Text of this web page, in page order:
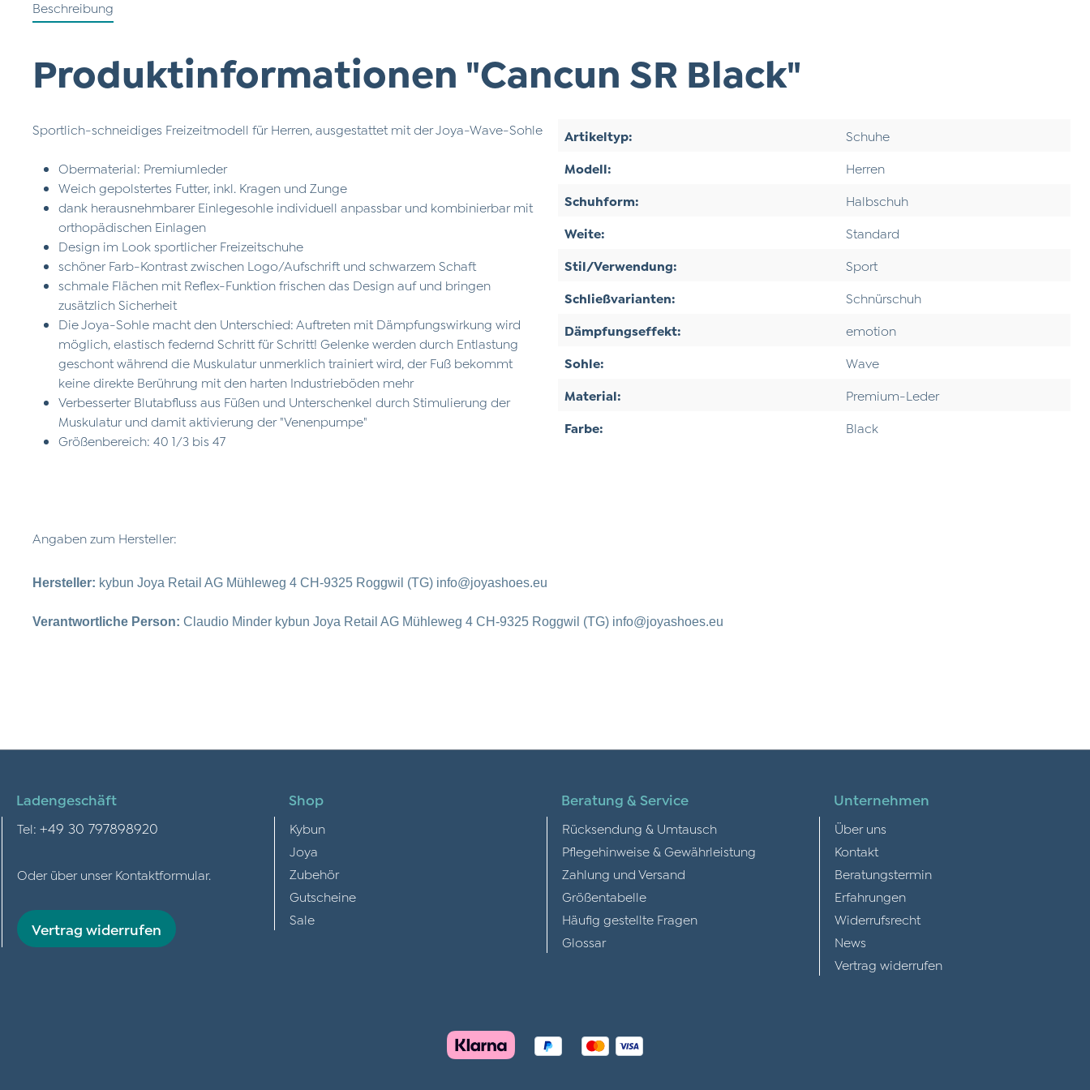
Beschreibung
Produktinformationen "Cancun SR Black"
Sportlich-schneidiges Freizeitmodell für Herren, ausgestattet mit der Joya-Wave-Sohle
Obermaterial: Premiumleder
Weich gepolstertes Futter, inkl. Kragen und Zunge
dank herausnehmbarer Einlegesohle individuell anpassbar und kombinierbar mit
orthopädischen Einlagen
Design im Look sportlicher Freizeitschuhe
schöner Farb-Kontrast zwischen Logo/Aufschrift und schwarzem Schaft
schmale Flächen mit Reflex-Funktion frischen das Design auf und bringen
zusätzlich Sicherheit
Die Joya-Sohle macht den Unterschied: Auftreten mit Dämpfungswirkung wird
möglich, elastisch federnd Schritt für Schritt! Gelenke werden durch Entlastung
geschont während die Muskulatur unmerklich trainiert wird, der Fuß bekommt
keine direkte Berührung mit den harten Industrieböden mehr
Verbesserter Blutabfluss aus Füßen und Unterschenkel durch Stimulierung der
Muskulatur und damit aktivierung der "Venenpumpe"
Größenbereich: 40 1/3 bis 47
Artikeltyp: Schuhe
Modell: Herren
Schuhform: Halbschuh
Weite: Standard
Stil/Verwendung: Sport
Schließvarianten: Schnürschuh
Dämpfungseffekt: emotion
Sohle: Wave
Material: Premium-Leder
Farbe: Black
Angaben zum Hersteller:
Hersteller: kybun Joya Retail AG Mühleweg 4 CH-9325 Roggwil (TG) info@joyashoes.eu
Verantwortliche Person: Claudio Minder kybun Joya Retail AG Mühleweg 4 CH-9325 Roggwil (TG) info@joyashoes.eu
Ladengeschäft
Tel: +49 30 797898920
Oder über unser Kontaktformular.
Vertrag widerrufen
Shop
Kybun
Joya
Zubehör
Gutscheine
Sale
Beratung & Service
Rücksendung & Umtausch
Pflegehinweise & Gewährleistung
Zahlung und Versand
Größentabelle
Häufig gestellte Fragen
Glossar
Unternehmen
Über uns
Kontakt
Beratungstermin
Erfahrungen
Widerrufsrecht
News
Vertrag widerrufen